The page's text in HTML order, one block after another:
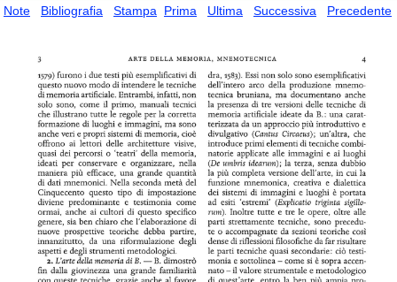
Note Bibliografia Stampa Prima Ultima Successiva Precedente